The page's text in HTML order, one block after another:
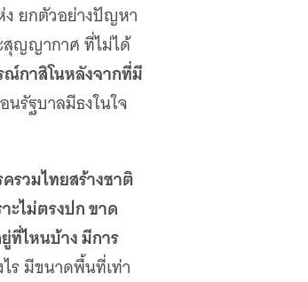
ง ยกตัวอย่างปัญหา
สุญญากาศ ที่ไม่ได้
ณ์กาสิโนหลังจากที่มี
รัฐบาลมีธงในใจ
รวมไทยสร้างชาติ
ะไม่ตรงปก ขาด
ที่ไหนบ้าง มีการ
ร มีขนาดพื้นที่เท่า